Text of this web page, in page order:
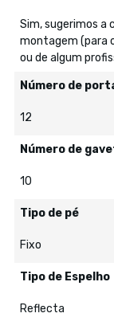
Sim, sugerimos a
montagem (para
ou de algum
Número de
12
Número de
10
Tipo de pé
Fixo
Tipo de Espelho
Reflecta